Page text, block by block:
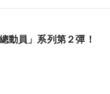
動員」系列第２彈！